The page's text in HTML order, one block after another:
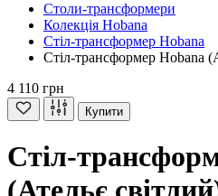
Столи-трансформери
Колекція Hobana
Стіл-трансформер Hobana
Стіл-трансформер Hobana
4 110 грн
Купити
Стіл-